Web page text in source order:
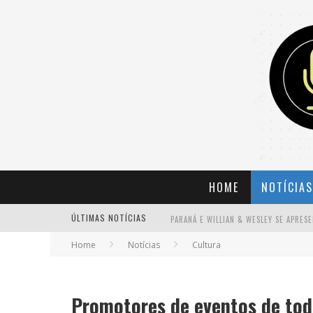
HOME NOTÍCIAS
ÚLTIMAS NOTÍCIAS
Home Notícias Cultura
Promotores de eventos de